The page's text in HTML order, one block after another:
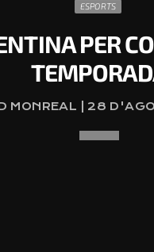
ESPORTS
PER
MONREAL | 28